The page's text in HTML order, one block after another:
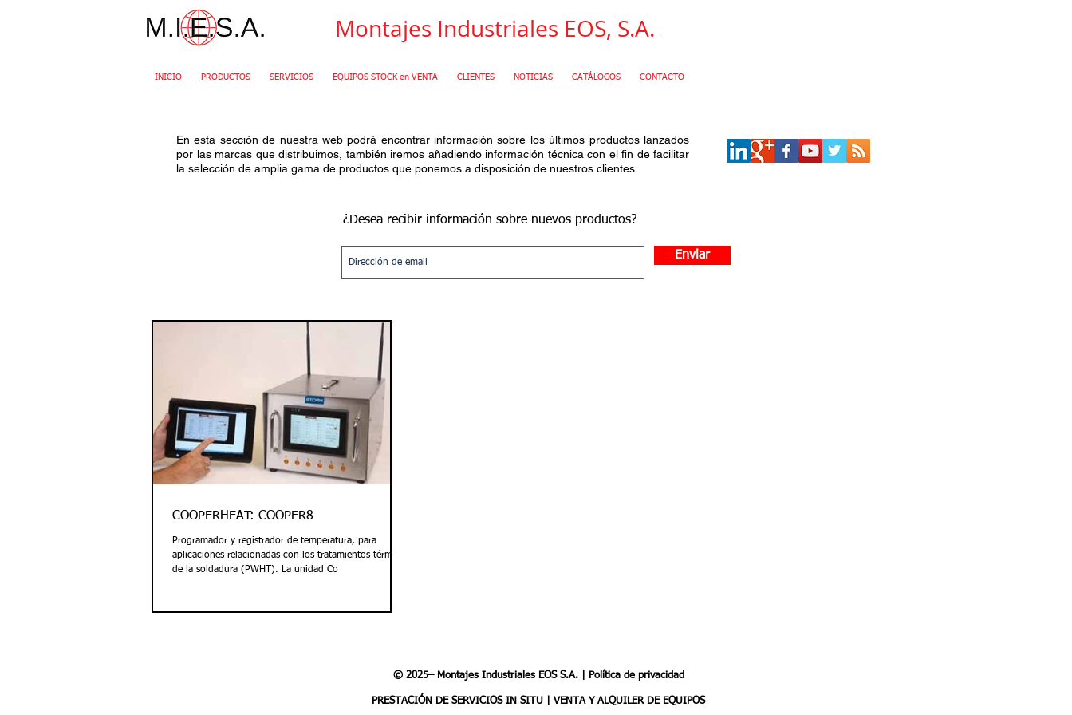
Montajes Industriales EOS, S.A.
INICIO PRODUCTOS SERVICIOS EQUIPOS STOCK en VENTA CLIENTES NOTICIAS CATÁLOGOS CONTACTO
En esta sección de nuestra web podrá encontrar información sobre los últimos productos lanzados
por las marcas que distribuimos, también iremos añadiendo información técnica con el fin de facilitar
la selección de amplia gama de productos que ponemos a disposición de nuestros clientes.
¿Desea recibir información sobre nuevos productos?
Enviar
COOPERHEAT: COOPER8
Programador y registrador de temperatura, para
aplicaciones relacionadas con los tratamientos térmicos
de la soldadura (PWHT). La unidad Co
© 2025– Montajes Industriales EOS S.A. | Política de privacidad
PRESTACIÓN DE SERVICIOS IN SITU | VENTA Y ALQUILER DE EQUIPOS